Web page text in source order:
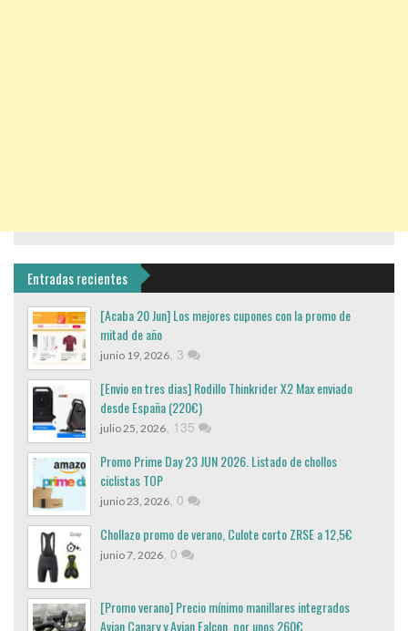
Entradas recientes
[Acaba 20 Jun] Los mejores cupones con la promo de
mitad de año
junio 19, 2026 3
[Envio en tres dias] Rodillo Thinkrider X2 Max enviado
desde España (220€)
julio 25, 2026 135
Promo Prime Day 23 JUN 2026. Listado de chollos
ciclistas TOP
junio 23, 2026 0
Chollazo promo de verano, Culote corto ZRSE a 12,5€
junio 7, 2026 0
[Promo verano] Precio mínimo manillares integrados
Avian Canary y Avian Falcon, por unos 260€